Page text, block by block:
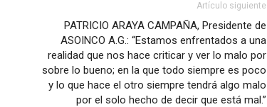
Artículo siguiente
PATRICIO ARAYA CAMPAÑA, Presidente de
ASOINCO A.G.: “Estamos enfrentados a una
realidad que nos hace criticar y ver lo malo por
sobre lo bueno; en la que todo siempre es poco
y lo que hace el otro siempre tendrá algo malo
por el solo hecho de decir que está mal.”